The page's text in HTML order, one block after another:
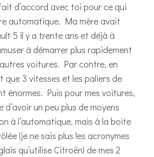
d’accord avec toi pour ce qui
automatique. Ma mère avait
5 il y a trente ans et déjà à
à démarrer plus rapidement
voitures. Par contre, en
que 3 vitesses et les paliers de
énormes. Puis pour mes voitures,
d’avoir un peu plus de moyens
à l’automatique, mais à la boite
(je ne sais plus les acronymes
qu’utilise Citroën) de mes 2